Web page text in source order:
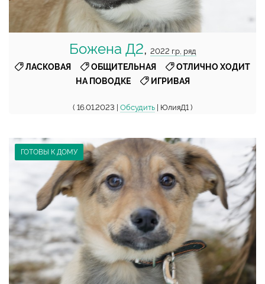
Божена Д2, 2022 г.р, ряд
ЛАСКОВАЯ
ОБЩИТЕЛЬНАЯ
ОТЛИЧНО ХОДИТ
НА ПОВОДКЕ, ИГРИВАЯ
( 16.01.2023 | Обсудить | ЮлияД1 )
ГОТОВЫ К ДОМУ